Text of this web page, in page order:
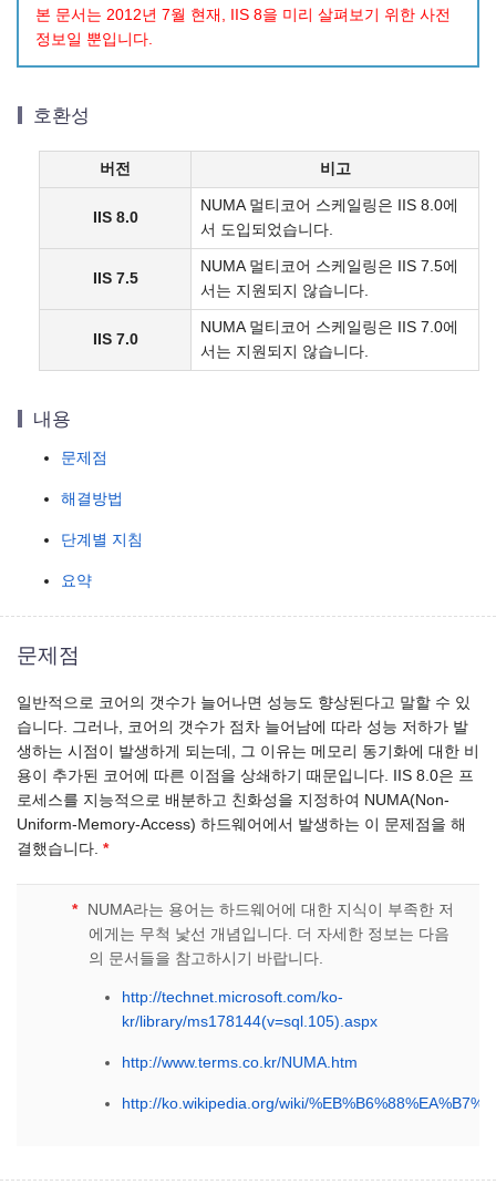
본 문서는 2012년 7월 현재, IIS 8을 미리 살펴보기 위한 사전
정보일 뿐입니다.
호환성
버전 비고
IIS 8.0
NUMA 멀티코어 스케일링은 IIS 8.0에
서 도입되었습니다.
IIS 7.5
NUMA 멀티코어 스케일링은 IIS 7.5에
서는 지원되지 않습니다.
IIS 7.0
NUMA 멀티코어 스케일링은 IIS 7.0에
서는 지원되지 않습니다.
내용
문제점
해결방법
단계별 지침
요약
문제점
일반적으로 코어의 갯수가 늘어나면 성능도 향상된다고 말할 수 있
습니다. 그러나, 코어의 갯수가 점차 늘어남에 따라 성능 저하가 발
생하는 시점이 발생하게 되는데, 그 이유는 메모리 동기화에 대한 비
용이 추가된 코어에 따른 이점을 상쇄하기 때문입니다. IIS 8.0은 프
로세스를 지능적으로 배분하고 친화성을 지정하여 NUMA(Non-
Uniform-Memory-Access) 하드웨어에서 발생하는 이 문제점을 해
결했습니다. *
*
NUMA라는 용어는 하드웨어에 대한 지식이 부족한 저
에게는 무척 낯선 개념입니다. 더 자세한 정보는 다음
의 문서들을 참고하시기 바랍니다.
http://technet.microsoft.com/ko-
kr/library/ms178144(v=sql.105).aspx
http://www.terms.co.kr/NUMA.htm
http://ko.wikipedia.org/wiki/